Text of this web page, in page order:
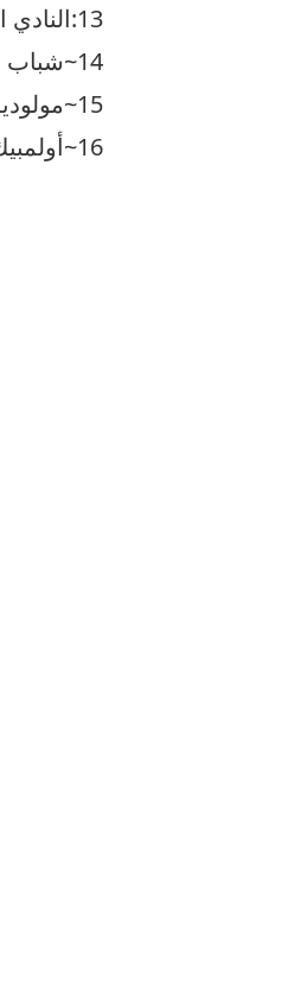
13:النادي القنيطري:05
14~شباب أطلس خنيفرة:05
15~مولودية وجدة:03
16~أولمبيك خريبكة:01